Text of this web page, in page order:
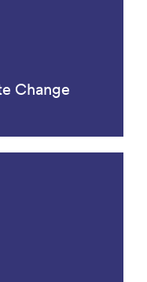
Change